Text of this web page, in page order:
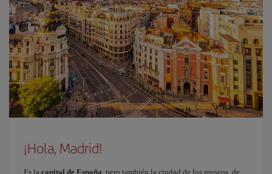
¡Hola, Madrid!
Es la capital de España, pero también la ciudad de los museos, de